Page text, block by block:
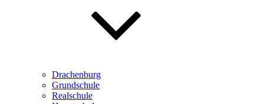
Drachenburg
Grundschule
Realschule